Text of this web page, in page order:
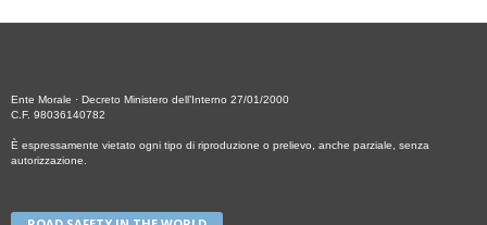
Ente Morale · Decreto Ministero dell’Interno 27/01/2000
C.F. 98036140782
È espressamente vietato ogni tipo di riproduzione o prelievo, anche parziale, senza
autorizzazione.